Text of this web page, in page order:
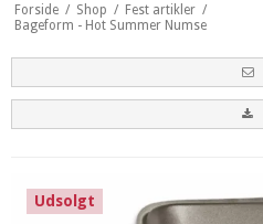
Forside / Shop / Fest artikler /
Bageform - Hot Summer Numse
Udsolgt